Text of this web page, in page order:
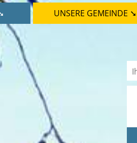
UNSERE GEMEINDE ➘